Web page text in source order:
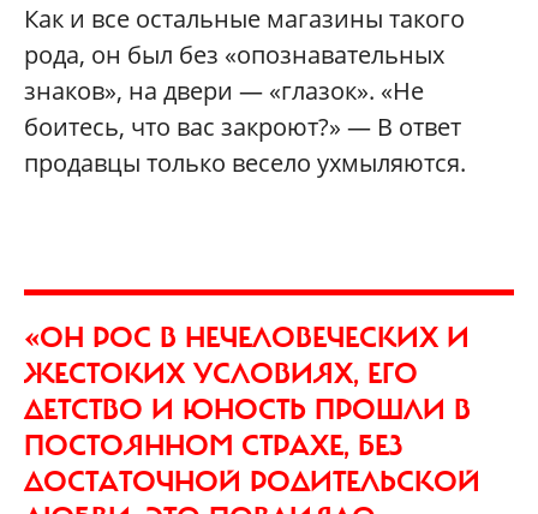
Как и все остальные магазины такого
рода, он был без «опознавательных
знаков», на двери — «глазок». «Не
боитесь, что вас закроют?» — В ответ
продавцы только весело ухмыляются.
«ОН РОС В НЕЧЕЛОВЕЧЕСКИХ И
ЖЕСТОКИХ УСЛОВИЯХ, ЕГО
ДЕТСТВО И ЮНОСТЬ ПРОШЛИ В
ПОСТОЯННОМ СТРАХЕ, БЕЗ
ДОСТАТОЧНОЙ РОДИТЕЛЬСКОЙ